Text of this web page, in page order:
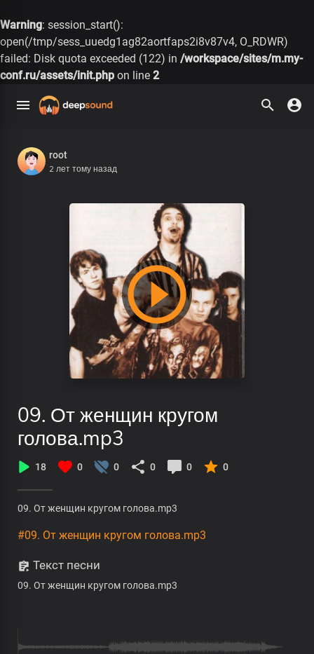
Warning: session_start():
open(/tmp/sess_uuedg1ag82aortfaps2i8v87v4, O_RDWR)
failed: Disk quota exceeded (122) in /workspace/sites/m.my-
conf.ru/assets/init.php on line 2
root
2 лет тому назад
09. От женщин кругом
голова.mp3
18 0 0 0 0 0
09. От женщин кругом голова.mp3
#09. От женщин кругом голова.mp3
Текст песни
09. От женщин кругом голова.mp3